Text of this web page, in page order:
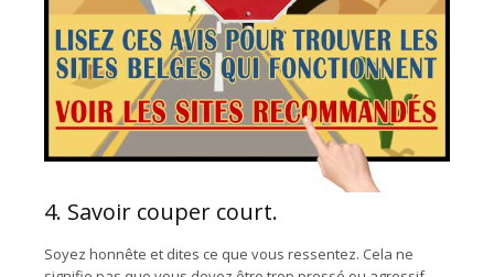
4. Savoir couper court.
Soyez honnête et dites ce que vous ressentez. Cela ne